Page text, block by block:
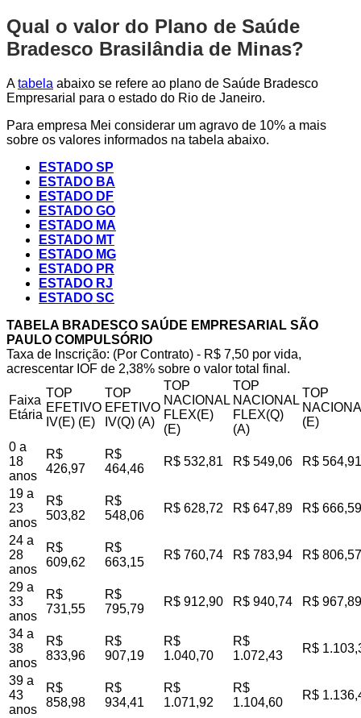
Qual o valor do Plano de Saúde
Bradesco Brasilândia de Minas?
Atabela abaixo se refere ao plano de Saúde Bradesco
Empresarial para o estado do Rio de Janeiro.
Para empresa Mei considerar um agravo de 10% a mais
sobre os valores informados na tabela abaixo.
ESTADO SP
ESTADO BA
ESTADO DF
ESTADO GO
ESTADO MA
ESTADO MT
ESTADO MG
ESTADO PR
ESTADO RJ
ESTADO SC
TABELA BRADESCO SAÚDE EMPRESARIAL SÃO
PAULO COMPULSÓRIO
Taxa de Inscrição: (Por Contrato) - R$ 7,50 por vida,
acrescentar IOF de 2,38% sobre o valor total final.
Faixa
Etária
TOP
EFETIVO
IV(E) (E)
TOP
EFETIVO
IV(Q) (A)
TOP
NACIONAL
FLEX(E)
(E)
TOP
NACIONAL
FLEX(Q)
(A)
TOP
(E)
0 a
18
anos
R$
426,97
R$
464,46
R$ 532,81 R$ 549,06 R$ 564,91
19 a
23
anos
R$
503,82
R$
548,06
R$ 628,72 R$ 647,89 R$ 666,59
24 a
28
anos
R$
609,62
R$
663,15
R$ 760,74 R$ 783,94 R$ 806,57
29 a
33
anos
R$
731,55
R$
795,79
R$ 912,90 R$ 940,74 R$ 967,89
34 a
38
anos
R$
833,96
R$
907,19
R$
1.040,70
R$
1.072,43
R$
39 a
43
anos
R$
858,98
R$
934,41
R$
1.071,92
R$
1.104,60
R$